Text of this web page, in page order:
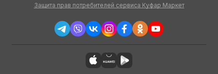
Защита прав потребителей сервиса Куфар Маркет